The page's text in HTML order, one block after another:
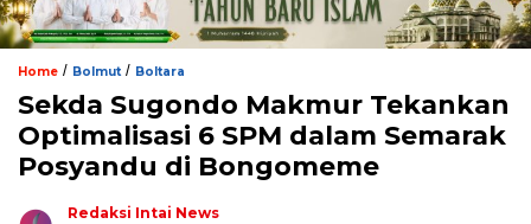
Home / Bolmut/ Boltara
Sekda Sugondo Makmur Tekankan
Optimalisasi 6 SPM dalam Semarak
Posyandu di Bongomeme
Redaksi Intai News